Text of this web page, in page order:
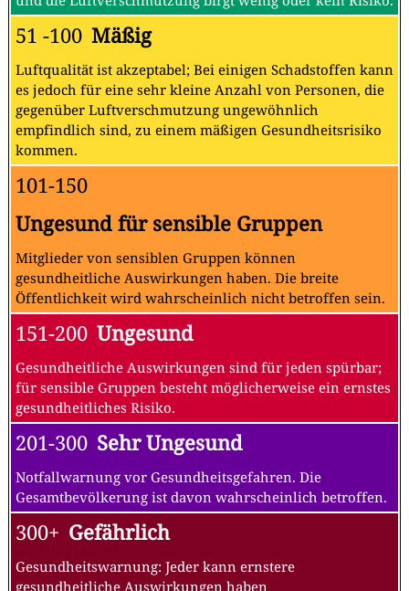
51 -100 Mäßig
Luftqualität ist akzeptabel; Bei einigen Schadstoffen kann
es jedoch für eine sehr kleine Anzahl von Personen, die
gegenüber Luftverschmutzung ungewöhnlich
empfindlich sind, zu einem mäßigen Gesundheitsrisiko
kommen.
101-150
Ungesund für sensible Gruppen
Mitglieder von sensiblen Gruppen können
gesundheitliche Auswirkungen haben. Die breite
Öffentlichkeit wird wahrscheinlich nicht betroffen sein.
151-200 Ungesund
Gesundheitliche Auswirkungen sind für jeden spürbar;
für sensible Gruppen besteht möglicherweise ein ernstes
gesundheitliches Risiko.
201-300 Sehr Ungesund
Notfallwarnung vor Gesundheitsgefahren. Die
Gesamtbevölkerung ist davon wahrscheinlich betroffen.
300+ Gefährlich
Gesundheitswarnung: Jeder kann ernstere
gesundheitliche Auswirkungen haben